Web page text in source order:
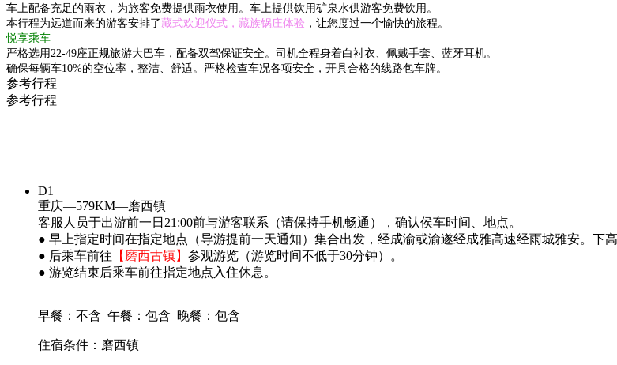
车上配备充足的雨衣，为旅客免费提供雨衣使用。车上提供饮用矿泉水供游客免费饮用。
本行程为远道而来的游客安排了 藏式欢迎仪式，藏族锅庄体验 ，让您度过一个愉快的旅程。
悦享乘车
严格选用22-49座正规旅游大巴车，配备双驾保证安全。司机全程身着白衬衣、佩戴手套、蓝牙耳机。
确保每辆车10%的空位率，整洁、舒适。严格检查车况各项安全，开具合格的线路包车牌。
参考行程
参考行程
D1
重庆—579KM—磨西镇
客服人员于出游前一日21:00前与游客联系（请保持手机畅通），确认侯车时间、地点。
● 早上指定时间在指定地点（导游提前一天通知）集合出发，经成渝或渝遂经成雅高速经雨城雅安。下
● 后乘车前往 【磨西古镇】 参观游览（游览时间不低于30分钟）。
● 游览结束后乘车前往指定地点入住休息。
早餐：不含 午餐：包含 晚餐：包含
住宿条件：磨西镇